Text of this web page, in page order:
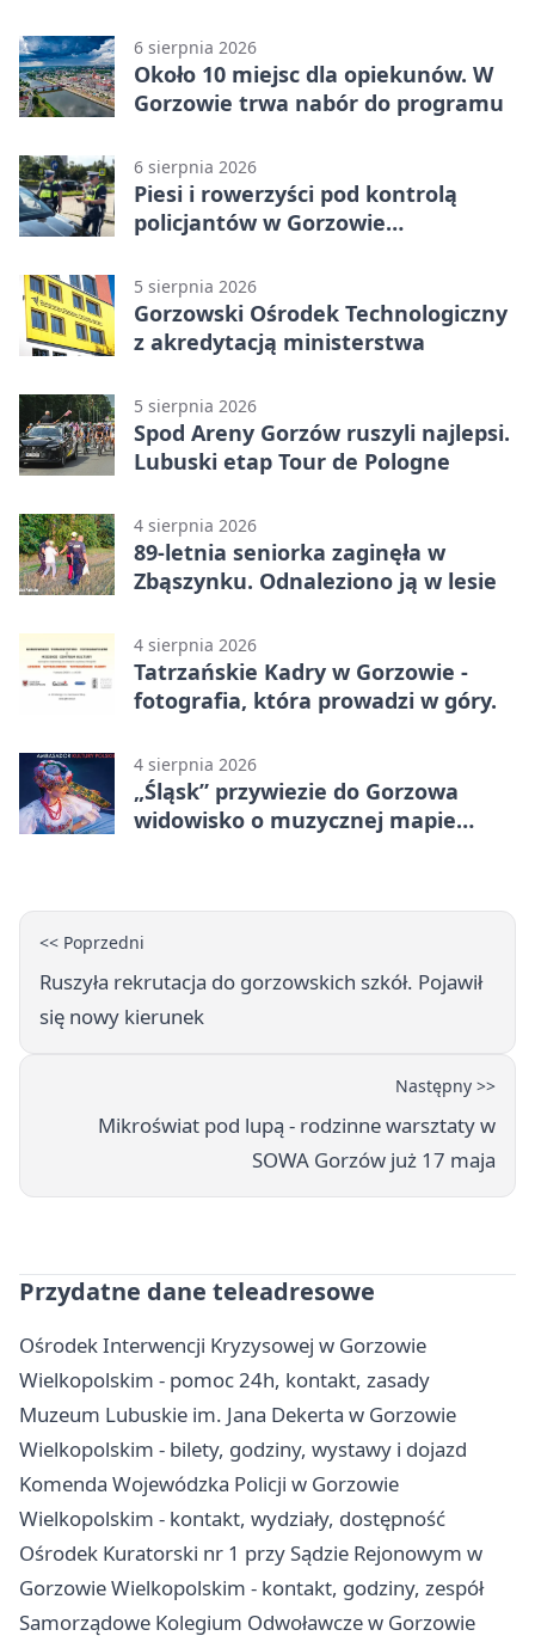
6 sierpnia 2026
Około 10 miejsc dla opiekunów. W
Gorzowie trwa nabór do programu
6 sierpnia 2026
Piesi i rowerzyści pod kontrolą
policjantów w Gorzowie
5 sierpnia 2026
Gorzowski Ośrodek Technologiczny
z akredytacją ministerstwa
5 sierpnia 2026
Spod Areny Gorzów ruszyli najlepsi.
Lubuski etap Tour de Pologne
4 sierpnia 2026
89-letnia seniorka zaginęła w
Zbąszynku. Odnaleziono ją w lesie
4 sierpnia 2026
Tatrzańskie Kadry w Gorzowie -
fotografia, która prowadzi w góry.
4 sierpnia 2026
„Śląsk” przywiezie do Gorzowa
widowisko o muzycznej mapie
<< Poprzedni
Ruszyła rekrutacja do gorzowskich szkół. Pojawił
się nowy kierunek
Następny >>
Mikroświat pod lupą - rodzinne warsztaty w
SOWA Gorzów już 17 maja
Przydatne dane teleadresowe
Ośrodek Interwencji Kryzysowej w Gorzowie
Wielkopolskim - pomoc 24h, kontakt, zasady
Muzeum Lubuskie im. Jana Dekerta w Gorzowie
Wielkopolskim - bilety, godziny, wystawy i dojazd
Komenda Wojewódzka Policji w Gorzowie
Wielkopolskim - kontakt, wydziały, dostępność
Ośrodek Kuratorski nr 1 przy Sądzie Rejonowym w
Gorzowie Wielkopolskim - kontakt, godziny, zespół
Samorządowe Kolegium Odwoławcze w Gorzowie